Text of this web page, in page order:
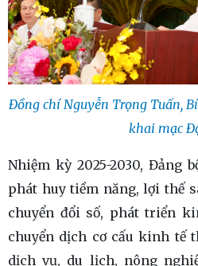
Đồng chí Nguyễn Trọng Tuấn,
khai mạc
Nhiệm kỳ 2025-2030, Đảng
phát huy tiềm năng, lợi thế
chuyển đổi số, phát triển
chuyển dịch cơ cấu kinh tế
dịch vụ, du lịch, nông